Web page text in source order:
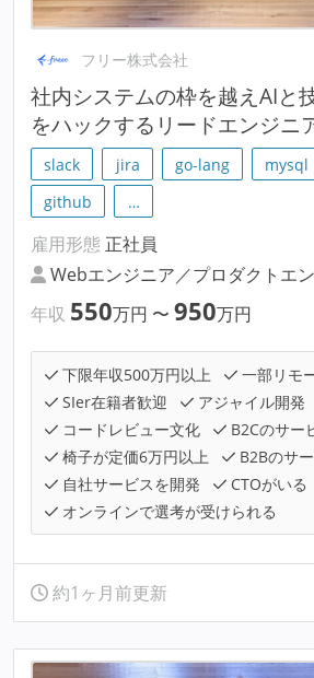
フリー株式会社
社内システムの枠を越えAIと
をハックするリードエンジニ
slack jira go-lang mysql
github
…
雇用形態 正社員
Webエンジニア／プロダクトエ
年収 550万円 〜 950万円
下限年収500万円以上
一部リモ
SIer在籍者歓迎
アジャイル開発
コードレビュー文化
B2Cのサー
椅子が定価6万円以上
B2Bのサ
自社サービスを開発
CTOがいる
オンラインで選考が受けられる
約1ヶ月前更新